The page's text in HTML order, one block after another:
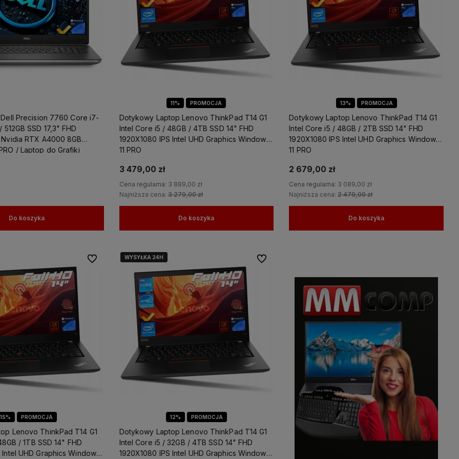
Precision 7760 Core i7-
512GB SSD 17,3" FHD
RTX A4000 8GB
/ Laptop do Grafiki
Do koszyka
11% PROMOCJA
Dotykowy Laptop Lenovo ThinkPad T14 G1
Intel Core i5 / 48GB / 4TB SSD 14" FHD
1920X1080 IPS Intel UHD Graphics Windows
11 PRO
3 479,00 zł
Cena regularna: 3 889,00 zł
Najniższa cena:3 279,00 zł
Do koszyka
13% PROMOCJA
Dotykowy Laptop Lenovo ThinkPad T14 G1
Intel Core i5 / 48GB / 2TB SSD 14" FHD
1920X1080 IPS Intel UHD Graphics Windows
11 PRO
2 679,00 zł
Cena regularna: 3 089,00 zł
Najniższa cena:2 479,00 zł
Do koszyka
15% PROMOCJA
Lenovo ThinkPad T14 G1
/ 1TB SSD 14" FHD
Intel UHD Graphics Windows
Do ulubionych
12% PROMOCJA
WYSYŁKA 24H
WYSYŁKA 24H
Dotykowy Laptop Lenovo ThinkPad T14 G1
Intel Core i5 / 32GB / 4TB SSD 14" FHD
1920X1080 IPS Intel UHD Graphics Windows
Do ulubionych